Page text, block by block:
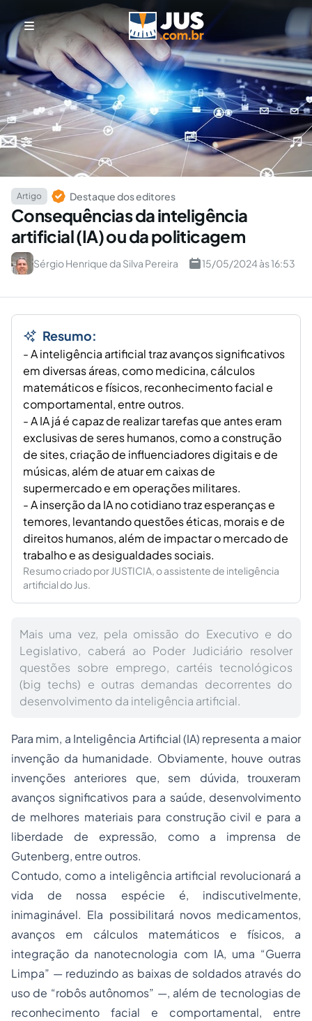
Artigo Destaque dos editores
Consequências da inteligência
artificial (IA) ou da politicagem
Sérgio Henrique da Silva Pereira 15/05/2024 às 16:53
Resumo:
- A inteligência artificial traz avanços significativos
em diversas áreas, como medicina, cálculos
matemáticos e físicos, reconhecimento facial e
comportamental, entre outros.
- A IA já é capaz de realizar tarefas que antes eram
exclusivas de seres humanos, como a construção
de sites, criação de influenciadores digitais e de
músicas, além de atuar em caixas de
supermercado e em operações militares.
- A inserção da IA no cotidiano traz esperanças e
temores, levantando questões éticas, morais e de
direitos humanos, além de impactar o mercado de
trabalho e as desigualdades sociais.
Resumo criado por JUSTICIA, o assistente de inteligência
artificial do Jus.
Mais uma vez, pela omissão do Executivo e do
Legislativo, caberá ao Poder Judiciário resolver
questões sobre emprego, cartéis tecnológicos
(big techs) e outras demandas decorrentes do
desenvolvimento da inteligência artificial.
Para mim, a Inteligência Artificial (IA) representa a maior
invenção da humanidade. Obviamente, houve outras
invenções anteriores que, sem dúvida, trouxeram
avanços significativos para a saúde, desenvolvimento
de melhores materiais para construção civil e para a
liberdade de expressão, como a imprensa de
Gutenberg, entre outros.
Contudo, como a inteligência artificial revolucionará a
vida de nossa espécie é, indiscutivelmente,
inimaginável. Ela possibilitará novos medicamentos,
avanços em cálculos matemáticos e físicos, a
integração da nanotecnologia com IA, uma “Guerra
Limpa” — reduzindo as baixas de soldados através do
uso de “robôs autônomos” —, além de tecnologias de
reconhecimento facial e comportamental, entre